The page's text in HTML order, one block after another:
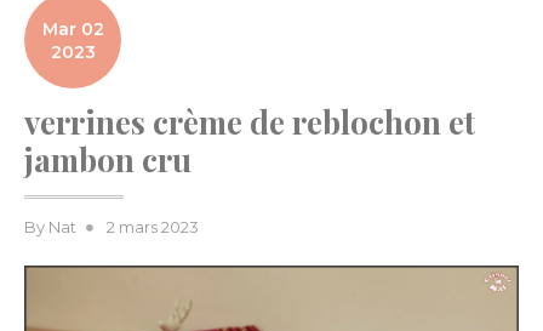
Mar 02
2023
verrines crème de reblochon et
jambon cru
By Nat
Posted
2 mars 2023